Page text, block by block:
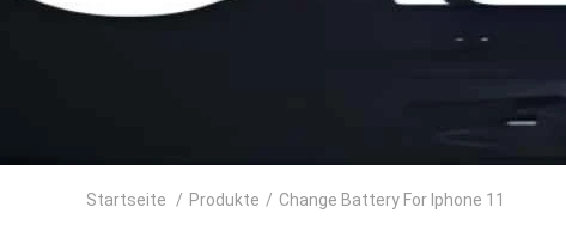
Startseite / Produkte / Change Battery For Iphone 11